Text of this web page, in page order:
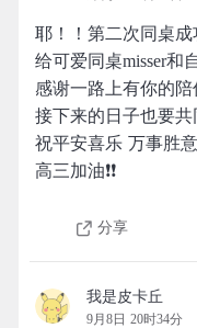
耶！！第二次同桌成
给可爱同桌misser和
感谢一路上有你的陪
接下来的日子也要共
祝平安喜乐 万事胜意
高三加油❗️❗️
分享
我是皮卡丘
9月8日 20时34分